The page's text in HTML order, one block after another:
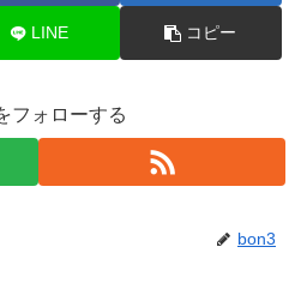
LINE コピー
フォローする
bon3